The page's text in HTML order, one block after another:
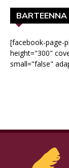
BARTEENNA
[facebook-page-
height="300"
small="false"